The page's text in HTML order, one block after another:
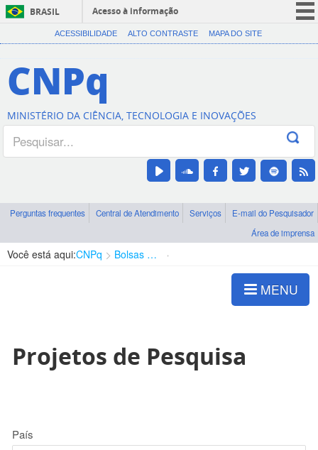
BRASIL
Acesso à informação
CORONAVÍRUS (COVID-19)
Canais
ACESSIBILIDADE ALTO CONTRASTE MAPA DO SITE
CNPq
MINISTÉRIO DA CIÊNCIA, TECNOLOGIA E INOVAÇÕES
Perguntas frequentes Central de Atendimento Serviços
E-mail do Pesquisador
Área de imprensa
Você está aqui:CNPq Bolsas e Auxílios Vigentes
MENU
Projetos de Pesquisa
País